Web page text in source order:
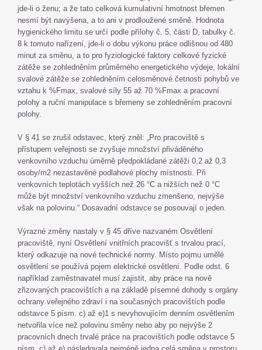
jde-li o ženu; a že tato celková kumulativní hmotnost břemen
nesmí být navýšena, a to ani v prodloužené směně. Hodnota
hygienického limitu se určí podle přílohy č. 5, části D, tabulky č.
8 k tomuto nařízení, jde-li o dobu výkonu práce odlišnou od 480
minut za směnu, a to pro fyziologické faktory celkové fyzické
zátěže se zohledněním průměrného energetického výdeje, lokální
svalové zátěže se zohledněním celosměnové četnosti pohybů ve
vztahu k %Fmax, svalové síly 55 až 70 %Fmax a pracovní
polohy a ruční manipulace s břemeny se zohledněním pracovní
polohy.
V § 41 se zrušil odstavec, který zněl: „Pro pracoviště s
přístupem veřejnosti se zvyšuje množství přiváděného
venkovního vzduchu úměrně předpokládané zátěži 0,2 až 0,3
osoby/m2 nezastavěné podlahové plochy místnosti. Při
venkovních teplotách vyšších než 26 °C a nižších než 0 °C
může být množství venkovního vzduchu zmenšeno, nejvýše
však na polovinu.“ Dosavadní odstavce se posouvají o jeden.
Výrazné změny nastaly v § 45 dříve nazvaném Osvětlení
pracoviště, nyní Osvětlení vnitřních pracovišť s trvalou prací,
který odkazuje na nové technické normy. Místo pojmu umělé
osvětlení se používá pojem elektrické osvětlení. Podle odst. 6
například zaměstnavatel musí zajistit, aby práce na nově
zřizovaných pracovištích a na základě písemné dohody s orgány
ochrany veřejného zdraví i na současných pracovištích podle
odstavce 5 písm. c) až e)1 s nevyhovujícím denním osvětlením
netvořila více než polovinu směny nebo aby po nejvýše 2
pracovních dnech trvalé práce na pracovištích podle odstavce 5